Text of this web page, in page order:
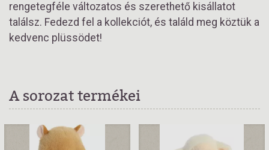
rengetegféle változatos és szerethető kisállatot
találsz. Fedezd fel a kollekciót, és találd meg köztük a
kedvenc plüssödet!
A sorozat termékei